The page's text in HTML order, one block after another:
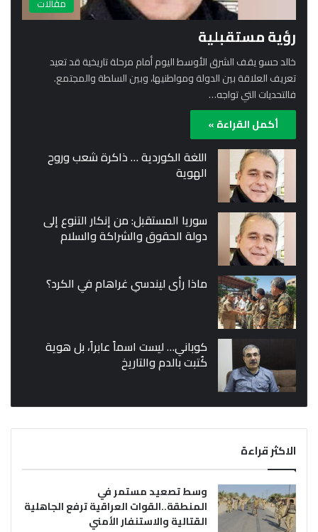
مقالات
رؤية مستقبلية
خالد حسو يقف الشرق الأوسط اليوم أمام مرحلة تاريخية قد تعيد
تعريف العلاقة بين الدولة ومواطنيها، وبين السلطة والمجتمع.
فالتحديات التي تواجه…
أكمل القراءة »
اللغة الكوردية … ذاكرة شعب وروح
الهوية
سوريا المستقبل: من إنكار التنوع إلى
دولة الحقوق والشراكة والسلام
ماذا رأى ليندسي غراهام في الكرد؟
كوباني… ليست اسماً عابراً، بل هوية
كُتبت بالدم والتاريخ
الاكثر قراءة
وسط تصعيد مستمر في
المنطقة..القوات العراقية ترفع الجاهلية
القتالية والاستنفار الأمني